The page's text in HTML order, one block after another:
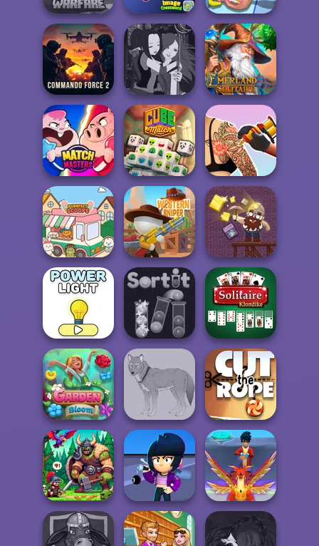
Minecraft Pixel
Warfare
Image
Crossword
Teeth Runner
Commando
Force 2
Manga Creator -
Fantasy World...
Emerland
Solitaire
Match Masters Cube Match
Tattoo Master 3D:
Crazy Art
Purr-fect Scoops Western Sniper Gold Mine
Power Light Sort It
Solitaire
Klondike
Garden Bloom Wolf Maker Cut the Rope